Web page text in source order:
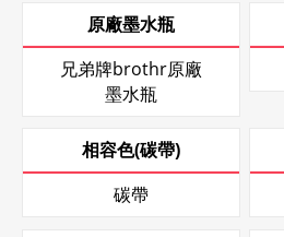
原廠墨水瓶
兄弟牌brothr原廠
墨水瓶
相容色(碳帶)
碳帶